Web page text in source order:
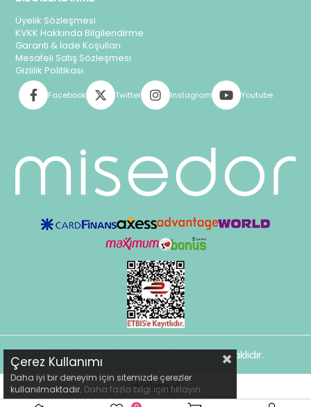
Üyelik Sözleşmesi
KVKK Hakkında Bilgilendirme
Garanti & İade Koşulları
Mesafeli Satış Sözleşmesi
Gizlilik Politikası
Facebook Twitter Instagram Youtube
© 2025misedor.com- Tüm Hakları Saklıdır.
Çerez Kullanımı
Daha iyi bir deneyim için sitemizde çerezler
kullanılmaktadır. Daha fazla bilgi için tıklayın